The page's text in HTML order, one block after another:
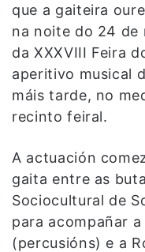
que a gaiteira
na noite do 24 de
da XXXVIII Feira
aperitivo musical
máis tarde, no
recinto feiral.
A actuación
gaita entre as
Sociocultural de
para acompañar
(percusións) e a